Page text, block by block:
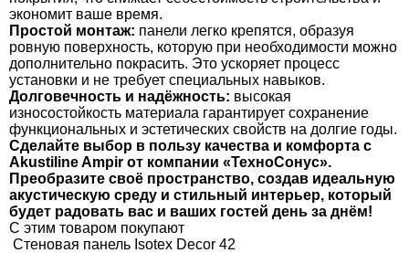
экономит ваше время.
Простой монтаж: панели легко крепятся, образуя
ровную поверхность, которую при необходимости можно
дополнительно покрасить. Это ускоряет процесс
установки и не требует специальных навыков.
Долговечность и надёжность: высокая
износостойкость материала гарантирует сохранение
функциональных и эстетических свойств на долгие годы.
Сделайте выбор в пользу качества и комфорта с
Akustiline Ampir от компании «ТехноСонус».
Преобразите своё пространство, создав идеальную
акустическую среду и стильный интерьер, который
будет радовать вас и ваших гостей день за днём!
C этим товаром покупают
Стеновая панель Isotex Decor 42